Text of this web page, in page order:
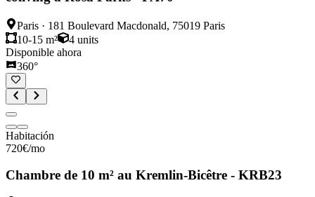
Paris · 181 Boulevard Macdonald, 75019 Paris
10-15 m²
4 units
Disponible ahora
360°
Habitación
720€/mo
Chambre de 10 m² au Kremlin-Bicêtre - KRB23